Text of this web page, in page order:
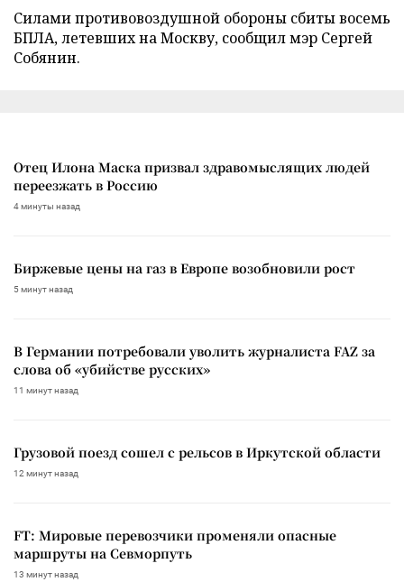
Силами противовоздушной обороны сбиты восемь
БПЛА, летевших на Москву, сообщил мэр Сергей
Собянин.
Отец Илона Маска призвал здравомыслящих людей
переезжать в Россию
4 минуты назад
Биржевые цены на газ в Европе возобновили рост
5 минут назад
В Германии потребовали уволить журналиста FAZ за
слова об «убийстве русских»
11 минут назад
Грузовой поезд сошел с рельсов в Иркутской области
12 минут назад
FT: Мировые перевозчики променяли опасные
маршруты на Севморпуть
13 минут назад